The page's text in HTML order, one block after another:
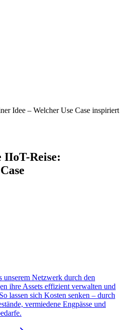
Idee – Welcher Use Case inspiriert
IIoT-Reise:
unserem Netzwerk durch den
ihre Assets effizient verwalten und
lassen sich Kosten senken – durch
vermiedene Engpässe und